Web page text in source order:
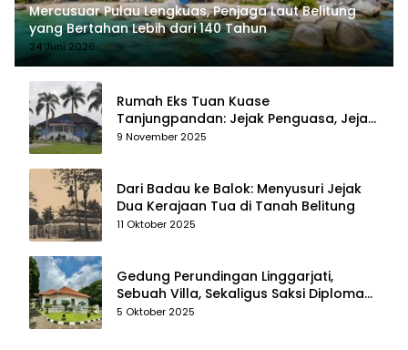
Mercusuar Pulau Lengkuas, Penjaga Laut Belitung
yang Bertahan Lebih dari 140 Tahun
24 Juni 2026
Rumah Eks Tuan Kuase
Tanjungpandan: Jejak Penguasa, Jejak
Kenangan
9 November 2025
Dari Badau ke Balok: Menyusuri Jejak
Dua Kerajaan Tua di Tanah Belitung
11 Oktober 2025
Gedung Perundingan Linggarjati,
Sebuah Villa, Sekaligus Saksi Diplomasi
yang Mengubah Arah Bangsa
5 Oktober 2025